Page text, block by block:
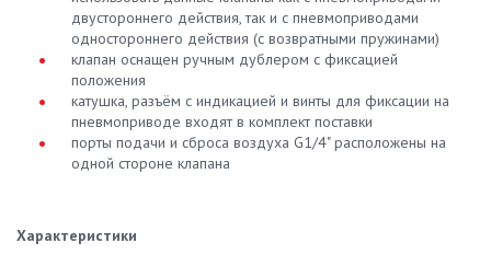
двустороннего действия, так и с пневмоприводами
одностороннего действия (с возвратными пружинами)
клапан оснащен ручным дублером с фиксацией
положения
катушка, разъём с индикацией и винты для фиксации на
пневмоприводе входят в комплект поставки
порты подачи и сброса воздуха G1/4" расположены на
одной стороне клапана
Характеристики